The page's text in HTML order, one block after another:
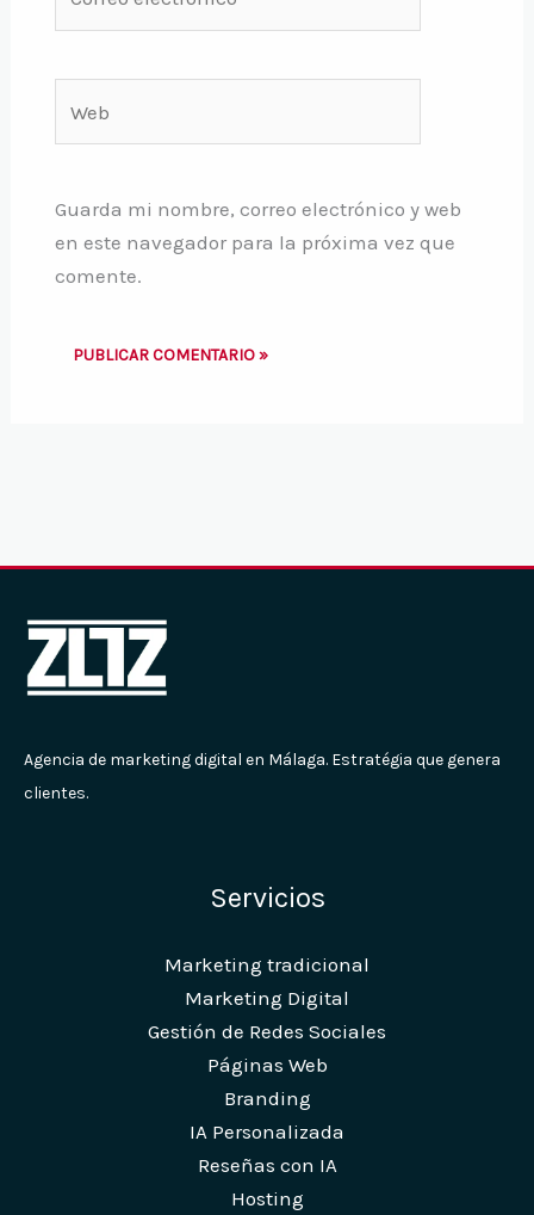
Guarda mi nombre, correo electrónico y web
en este navegador para la próxima vez que
comente.
Agencia de marketing digital en Málaga. Estratégia que genera
clientes.
Servicios
Marketing tradicional
Marketing Digital
Gestión de Redes Sociales
Páginas Web
Branding
IA Personalizada
Reseñas con IA
Hosting